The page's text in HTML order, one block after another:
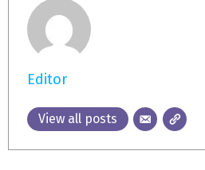
Editor
View all posts